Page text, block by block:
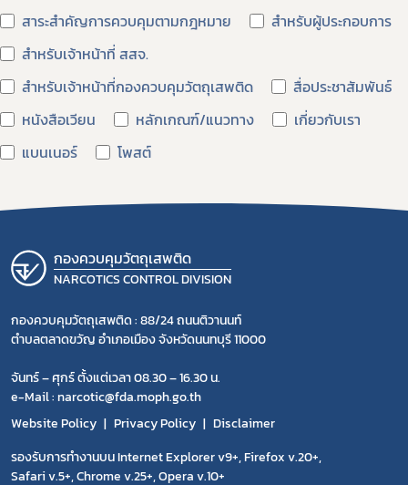
สาระสำคัญการควบคุมตามกฎหมาย
สำหรับผู้ประกอบการ
สำหรับเจ้าหน้าที่ สสจ.
สำหรับเจ้าหน้าที่กองควบคุมวัตถุเสพติด
สื่อประชาสัมพันธ์
หนังสือเวียน
หลักเกณฑ์/แนวทาง
เกี่ยวกับเรา
แบนเนอร์
โพสต์
กองควบคุมวัตถุเสพติด
NARCOTICS CONTROL DIVISION
กองควบคุมวัตถุเสพติด : 88/24 ถนนติวานนท์
ตำบลตลาดขวัญ อำเภอเมือง จังหวัดนนทบุรี 11000
จันทร์ – ศุกร์ ตั้งแต่เวลา 08.30 – 16.30 น.
e-Mail : narcotic@fda.moph.go.th
Website Policy
Privacy Policy
Disclaimer
รองรับการทำงานบน Internet Explorer v9+, Firefox v.20+,
Safari v.5+, Chrome v.25+, Opera v.10+
กฎหมาย
การขออนุญาต
ข่าวประชาสัมพันธ์